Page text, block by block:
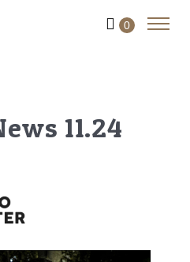
0
11.24